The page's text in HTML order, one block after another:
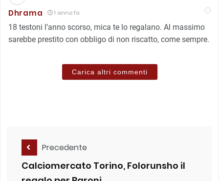
Dhrama 1 anno fa
18 testoni l’anno scorso, mica te lo regalano. Al massimo
sarebbe prestito con obbligo di non riscatto, come sempre.
Carica altri commenti
Precedente
Calciomercato Torino, Folorunsho il